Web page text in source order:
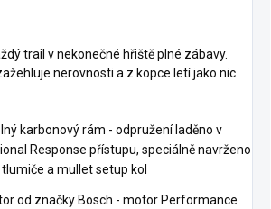
trail v nekonečné hřiště plné zábavy.
nerovnosti a z kopce letí jako nic
karbonový rám - odpružení laděno v
Response přístupu, speciálně navrženo
a mullet setup kol
od značky Bosch - motor Performance